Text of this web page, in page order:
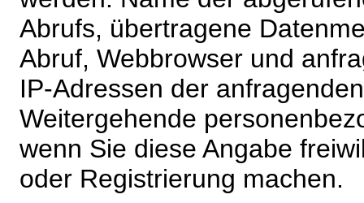
Abrufs, übertragene
Abruf, Webbrowser und
IP-Adressen der
Weitergehende
wenn Sie diese Angabe
oder Registrierung machen.